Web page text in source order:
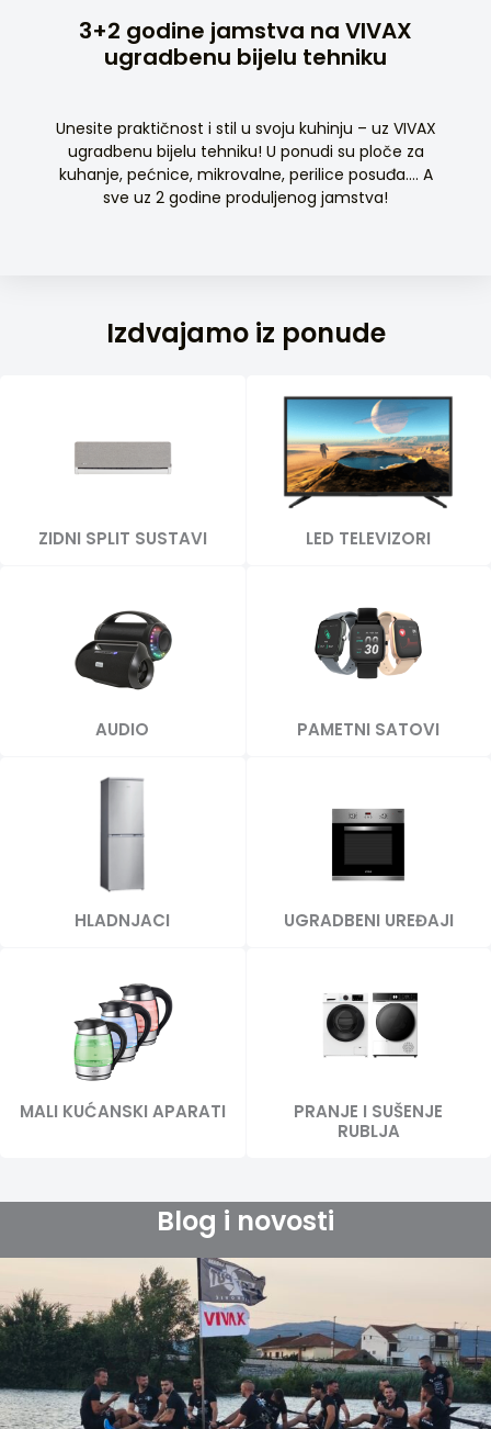
3+2 godine jamstva na VIVAX
ugradbenu bijelu tehniku
Unesite praktičnost i stil u svoju kuhinju – uz VIVAX
ugradbenu bijelu tehniku! U ponudi su ploče za
kuhanje, pećnice, mikrovalne, perilice posuđa…. A
sve uz 2 godine produljenog jamstva!
Izdvajamo iz ponude
ZIDNI SPLIT SUSTAVI LED TELEVIZORI
AUDIO PAMETNI SATOVI
HLADNJACI UGRADBENI UREĐAJI
MALI KUĆANSKI APARATI
PRANJE I SUŠENJE
RUBLJA
Blog i novosti